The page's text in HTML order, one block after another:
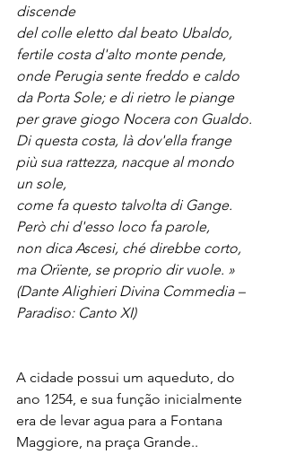
discende
del colle eletto dal beato Ubaldo,
fertile costa d'alto monte pende,
onde Perugia sente freddo e caldo​
da Porta Sole; e di rietro le piange
per grave giogo Nocera con Gualdo.
Di questa costa, là dov'ella frange
più sua rattezza, nacque al mondo
un sole,
come fa questo talvolta di Gange.
Però chi d'esso loco fa parole,
non dica Ascesi, ché direbbe corto,
ma Orïente, se proprio dir vuole. »
(Dante Alighieri Divina Commedia –
Paradiso: Canto XI)
A cidade possui um aqueduto, do
ano 1254, e sua função inicialmente
era de levar agua para a Fontana
Maggiore, na praça Grande..